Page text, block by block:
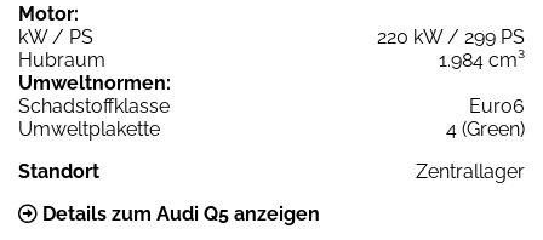
Motor:
kW / PS
220 kW / 299 PS
Hubraum
1.984 cm³
Umweltnormen:
Schadstoffklasse
Euro6
Umweltplakette
4 (Green)
Standort
Zentrallager
Details zum Audi Q5 anzeigen